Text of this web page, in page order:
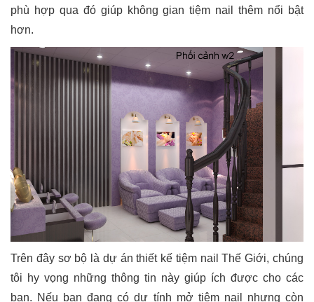
phù hợp qua đó giúp không gian tiệm nail thêm nổi bật
hơn.
Trên đây sơ bộ là dự án thiết kế tiệm nail Thế Giới, chúng
tôi hy vọng những thông tin này giúp ích được cho các
bạn. Nếu bạn đang có dự tính mở tiệm nail nhưng còn